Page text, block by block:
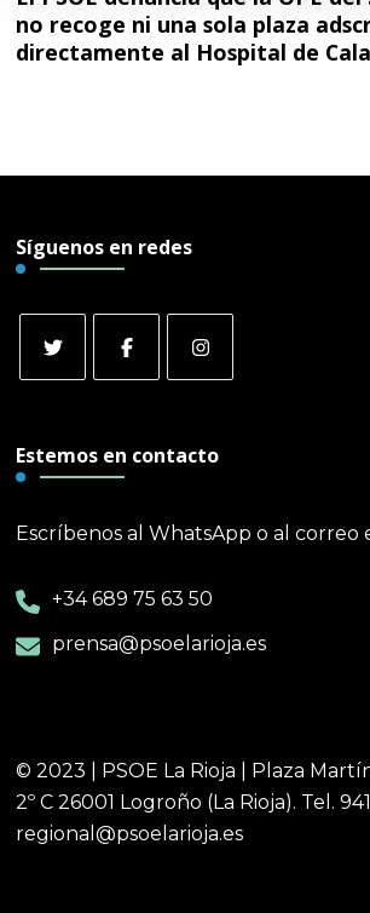
no recoge ni una sola plaza
directamente al Hospital de
Síguenos en redes
Estemos en contacto
Escríbenos al WhatsApp o al correo
+34 689 75 63 50
prensa@psoelarioja.es
© 2023 | PSOE La Rioja | Plaza
2º C 26001 Logroño (La Rioja). Tel. 941
regional@psoelarioja.es